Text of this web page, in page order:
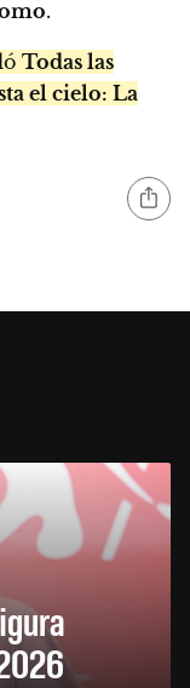
.
Todas las
el cielo: La